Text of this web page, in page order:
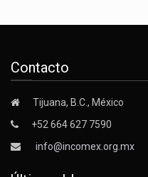
Contacto
Tijuana, B.C., México
+52 664 627 7590
info@incomex.org.mx